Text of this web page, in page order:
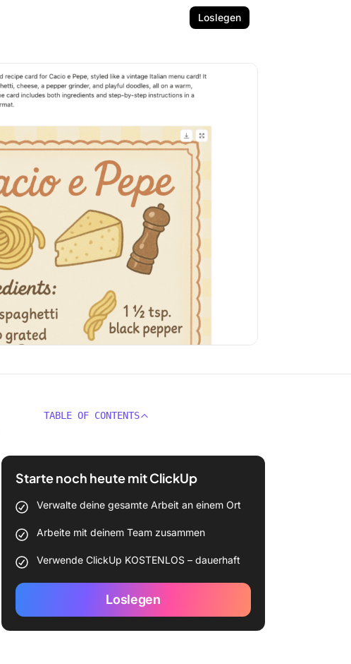
Loslegen
TABLE OF CONTENTS
Starte noch heute mit ClickUp
Verwalte deine gesamte Arbeit an einem Ort
Arbeite mit deinem Team zusammen
Verwende ClickUp KOSTENLOS – dauerhaft
Loslegen